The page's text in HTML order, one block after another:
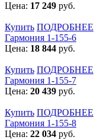
Цена: 17 249 руб.
Купить ПОДРОБНЕЕ
Гармония 1-155-6
Цена: 18 844 руб.
Купить ПОДРОБНЕЕ
Гармония 1-155-7
Цена: 20 439 руб.
Купить ПОДРОБНЕЕ
Гармония 1-155-8
Цена: 22 034 руб.